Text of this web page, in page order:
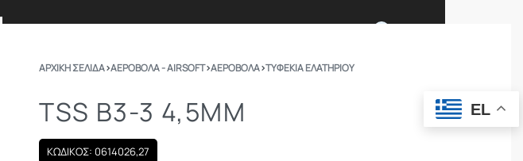
ΕΞΟΠΛΙΣΜΟΣ
ΑΡΧΙΚΉ ΣΕΛΊΔΑ›ΑΕΡΟΒΟΛΑ - AIRSOFT›ΑΕΡΟΒΟΛΑ›ΤΥΦΈΚΙΑ ΕΛΑΤΗΡΊΟΥ
TSS Β3-3 4,5MM
ΚΩΔΙΚΟΣ: 0614026,27
EL